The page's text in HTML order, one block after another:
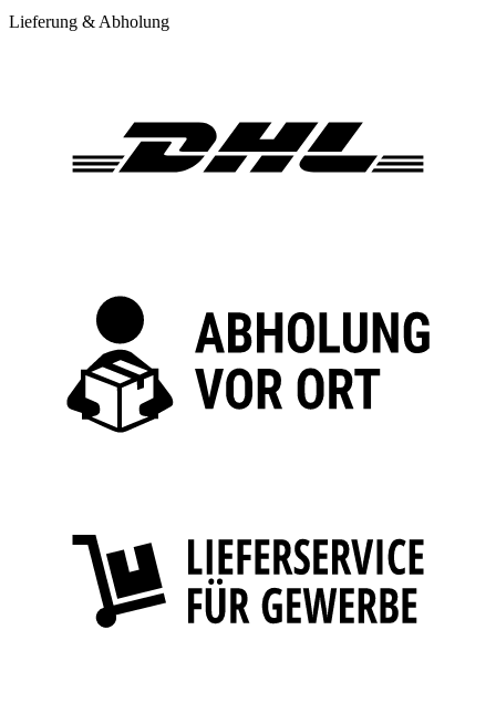
Lieferung & Abholung